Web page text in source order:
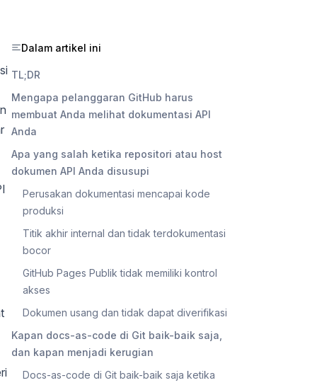
Dalam artikel ini
TL;DR
Mengapa pelanggaran GitHub harus
membuat Anda melihat dokumentasi API
Anda
Apa yang salah ketika repositori atau host
dokumen API Anda disusupi
Perusakan dokumentasi mencapai kode
produksi
Titik akhir internal dan tidak terdokumentasi
bocor
GitHub Pages Publik tidak memiliki kontrol
akses
Dokumen usang dan tidak dapat diverifikasi
Kapan docs-as-code di Git baik-baik saja,
dan kapan menjadi kerugian
Docs-as-code di Git baik-baik saja ketika